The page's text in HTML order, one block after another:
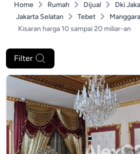
Home Rumah Dijual
Dki
Jakarta Selatan
Tebet
Kisaran harga 10 sampai 20 miliar-an
Filter